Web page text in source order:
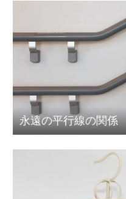
永遠の平行線の関係